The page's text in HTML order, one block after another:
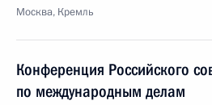
Москва, Кремль
Конференция Российского
по международным делам